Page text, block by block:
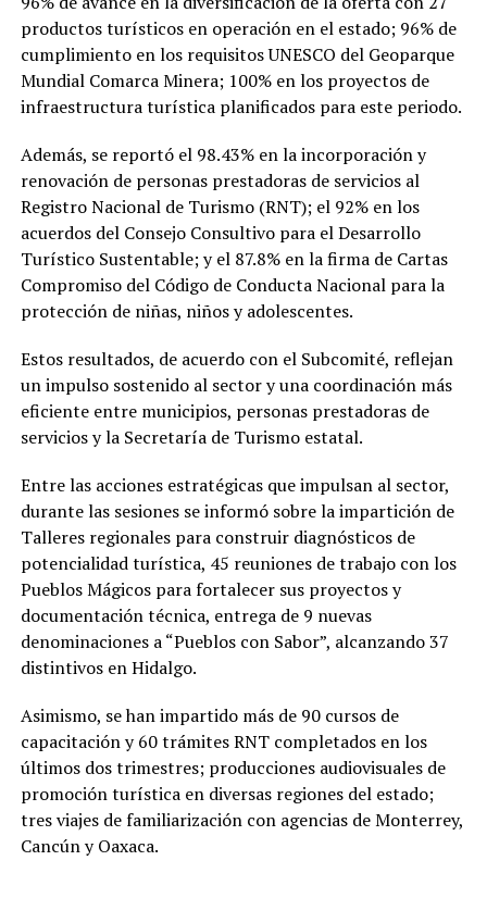
productos turísticos en operación en el estado; 96% de
cumplimiento en los requisitos UNESCO del Geoparque
Mundial Comarca Minera; 100% en los proyectos de
infraestructura turística planificados para este periodo.
Además, se reportó el 98.43% en la incorporación y
renovación de personas prestadoras de servicios al
Registro Nacional de Turismo (RNT); el 92% en los
acuerdos del Consejo Consultivo para el Desarrollo
Turístico Sustentable; y el 87.8% en la firma de Cartas
Compromiso del Código de Conducta Nacional para la
protección de niñas, niños y adolescentes.
Estos resultados, de acuerdo con el Subcomité, reflejan
un impulso sostenido al sector y una coordinación más
eficiente entre municipios, personas prestadoras de
servicios y la Secretaría de Turismo estatal.
Entre las acciones estratégicas que impulsan al sector,
durante las sesiones se informó sobre la impartición de
Talleres regionales para construir diagnósticos de
potencialidad turística, 45 reuniones de trabajo con los
Pueblos Mágicos para fortalecer sus proyectos y
documentación técnica, entrega de 9 nuevas
denominaciones a “Pueblos con Sabor”, alcanzando 37
distintivos en Hidalgo.
Asimismo, se han impartido más de 90 cursos de
capacitación y 60 trámites RNT completados en los
últimos dos trimestres; producciones audiovisuales de
promoción turística en diversas regiones del estado;
tres viajes de familiarización con agencias de Monterrey,
Cancún y Oaxaca.